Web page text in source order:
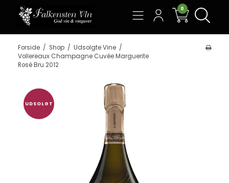
0
Forside / Shop / Udsolgte Vine /
Vollereaux Champagne Cuvée Marguerite
Rosé Bru 2012
UDSOLGT